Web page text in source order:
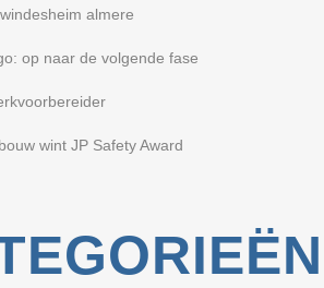
almere
op naar de volgende fase
wint JP Safety Award